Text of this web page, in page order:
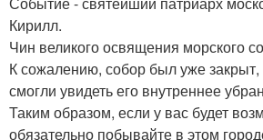
Кирилл.
Чин великого освящения морского
К сожалению, собор был уже
смогли увидеть его внутреннее
Таким образом, если у вас будет
обязательно побывайте в этом